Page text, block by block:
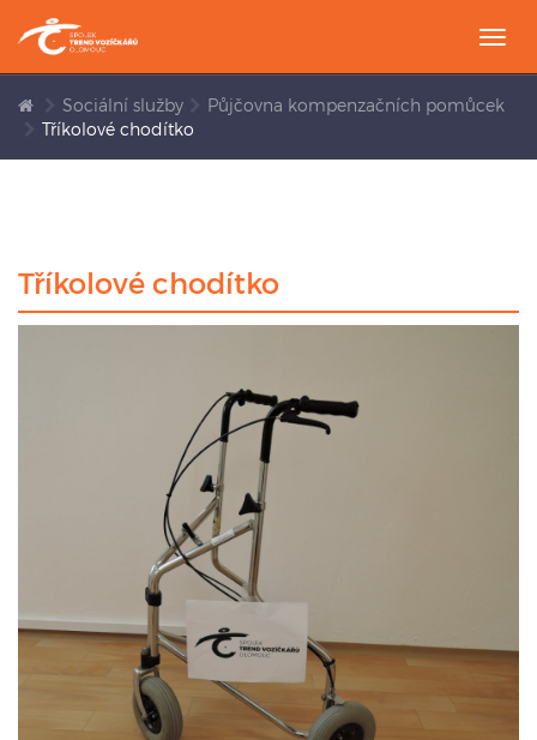
Sociální služby
Půjčovna kompenzačních pomůcek
Tříkolové chodítko
Tříkolové chodítko